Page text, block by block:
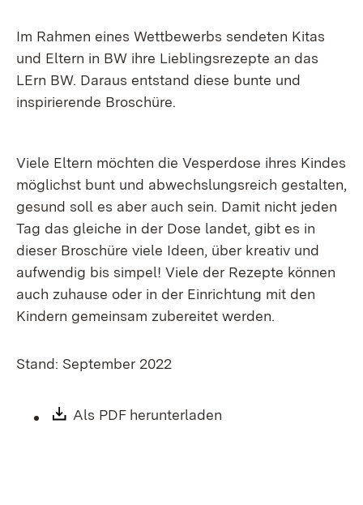
Im Rahmen eines Wettbewerbs sendeten Kitas
und Eltern in BW ihre Lieblingsrezepte an das
LErn BW. Daraus entstand diese bunte und
inspirierende Broschüre.
Viele Eltern möchten die Vesperdose ihres Kindes
möglichst bunt und abwechslungsreich gestalten,
gesund soll es aber auch sein. Damit nicht jeden
Tag das gleiche in der Dose landet, gibt es in
dieser Broschüre viele Ideen, über kreativ und
aufwendig bis simpel! Viele der Rezepte können
auch zuhause oder in der Einrichtung mit den
Kindern gemeinsam zubereitet werden.
Stand: September 2022
Download:
Als PDF herunterladen